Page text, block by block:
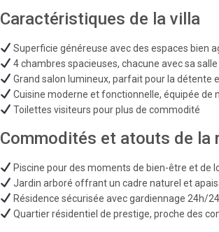
Caractéristiques de la villa
Superficie généreuse avec des espaces bien
4 chambres spacieuses, chacune avec sa
Grand salon lumineux, parfait pour la détente
Cuisine moderne et fonctionnelle, équipée de
Toilettes visiteurs pour plus de commodité
Commodités et atouts de la
Piscine pour des moments de bien-être et de
Jardin arboré offrant un cadre naturel et
Résidence sécurisée avec gardiennage 24h/24
Quartier résidentiel de prestige, proche des